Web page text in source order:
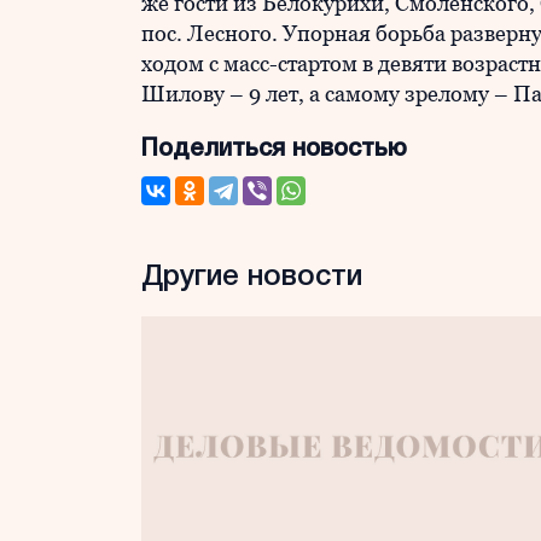
пос. Лесного. Упорная борьба
ходом с масс-стартом в девяти
Шилову – 9 лет, а самому зрелому –
Поделиться новостью
Другие новости